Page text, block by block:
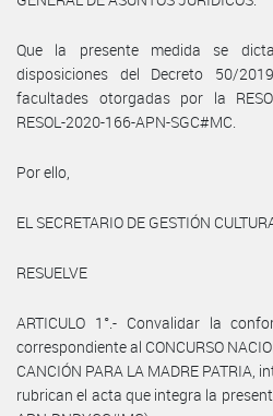
Que la presente medida se
disposiciones del Decreto 50/
facultades otorgadas por la
RESOL-2020-166-APN-SGC#MC.
Por ello,
EL SECRETARIO DE GESTIÓN
RESUELVE
ARTICULO 1°.- Convalidar la
correspondiente al CONCURSO
CANCIÓN PARA LA MADRE
rubrican el acta que integra la